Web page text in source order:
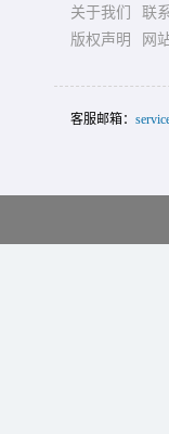
关于我们 联
版权声明
网
客服邮箱：